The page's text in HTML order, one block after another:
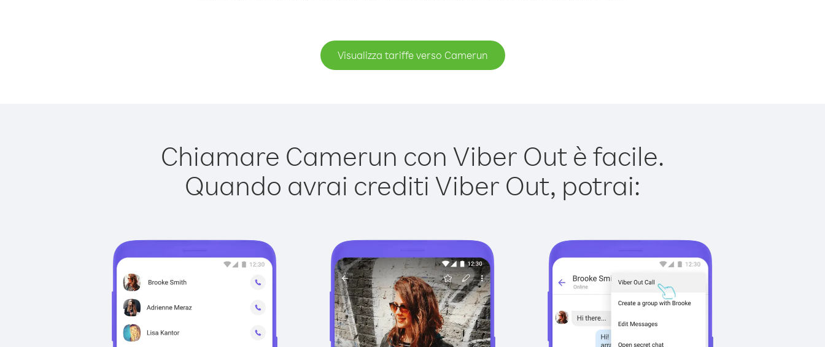
Visualizza tariffe verso Camerun
Chiamare Camerun con Viber Out è facile.
Quando avrai crediti Viber Out, potrai: